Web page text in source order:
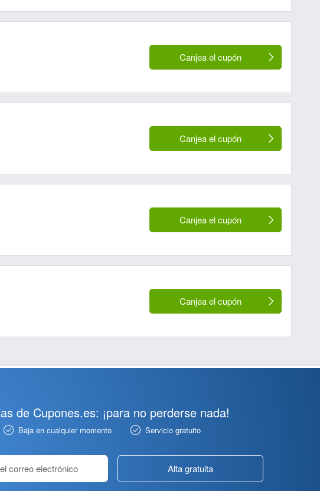
Canjea el cupón
Canjea el cupón
Canjea el cupón
Canjea el cupón
de Cupones.es: ¡para no perderse nada!
Baja en cualquier momento Servicio gratuito
Alta gratuita